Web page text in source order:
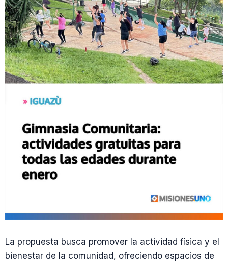
La propuesta busca promover la actividad física y el
bienestar de la comunidad, ofreciendo espacios de